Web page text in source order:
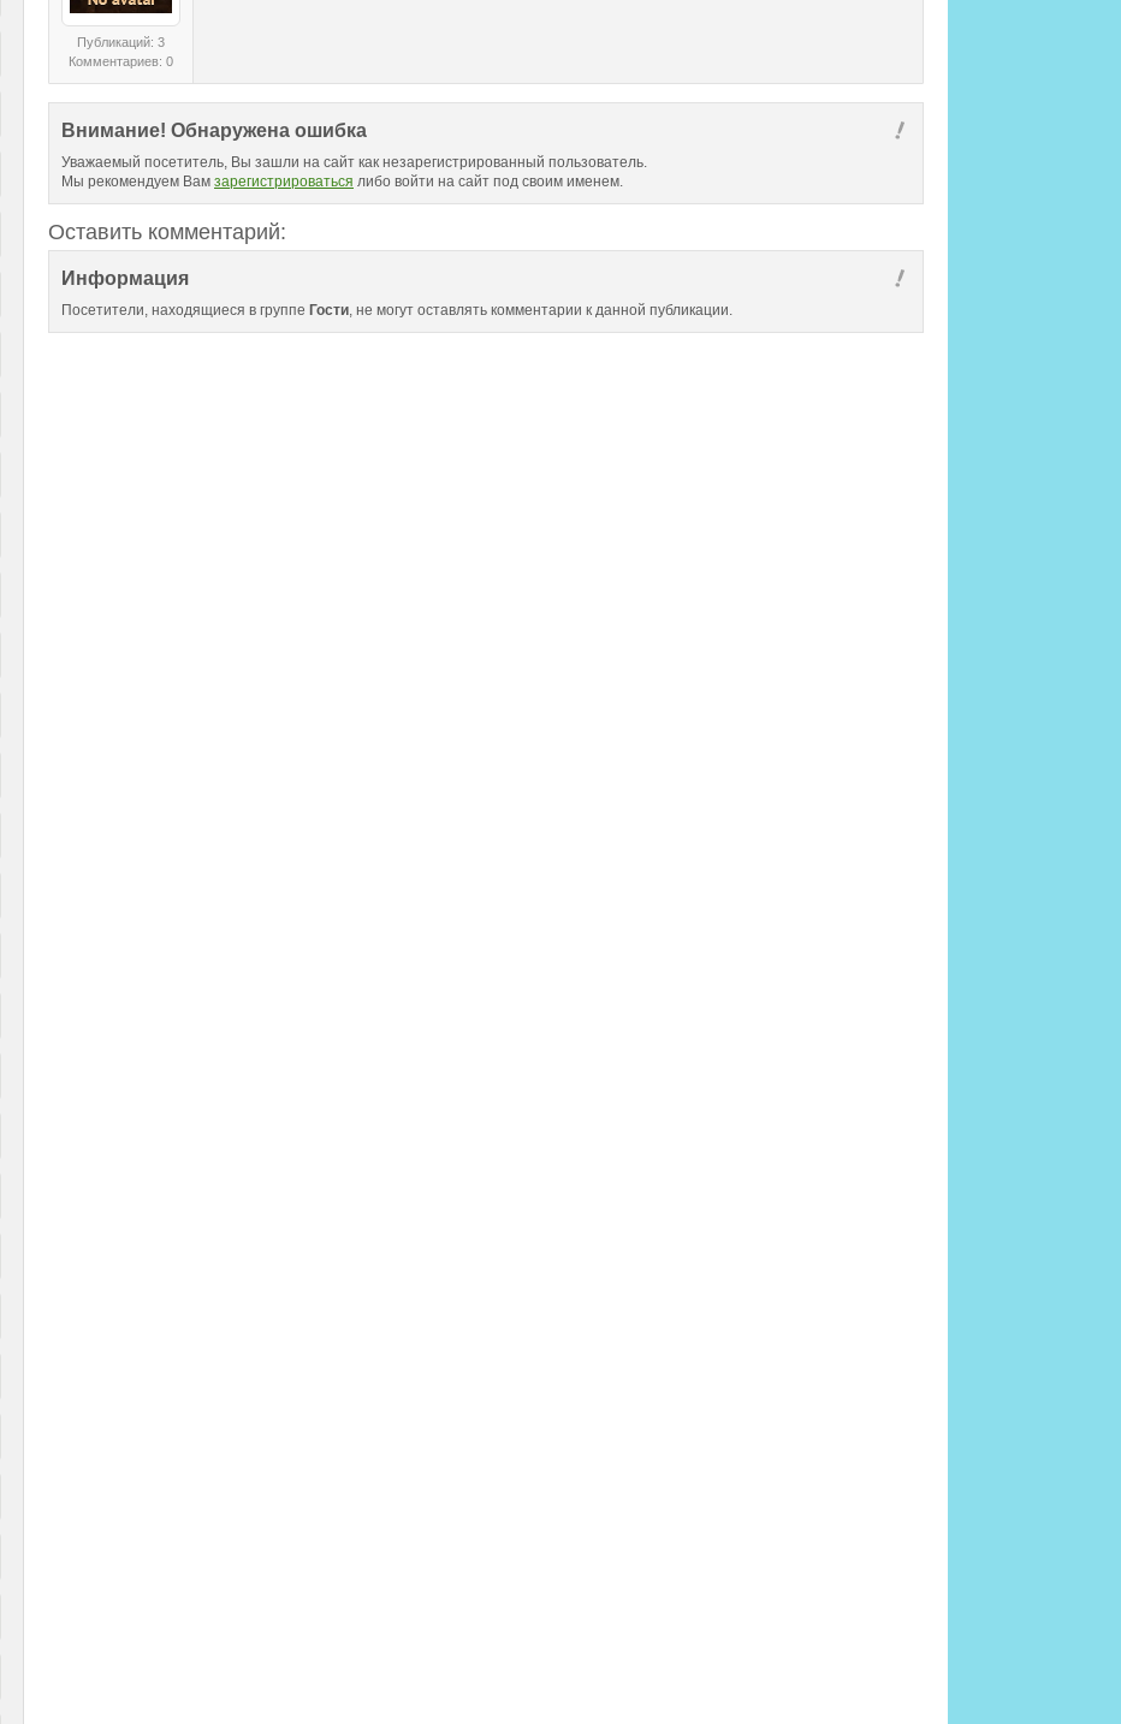
Публикаций: 3
Комментариев: 0
Внимание! Обнаружена ошибка
Уважаемый посетитель, Вы зашли на сайт как незарегистрированный пользователь.
Мы рекомендуем Вам зарегистрироваться либо войти на сайт под своим именем.
Оставить комментарий:
Информация
Посетители, находящиеся в группе Гости , не могут оставлять комментарии к данной публикации.